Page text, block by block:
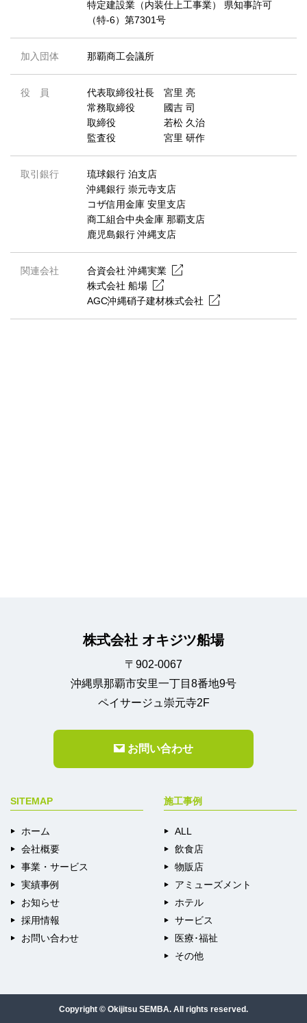
特定建設業（内装仕上工事業） 県知事許可
（特-6）第7301号
加入団体 那覇商工会議所
役 員
代表取締役社長 宮里 亮
常務取締役 國吉 司
取締役 若松 久治
監査役 宮里 研作
取引銀行
琉球銀行 泊支店
沖縄銀行 崇元寺支店
コザ信用金庫 安里支店
商工組合中央金庫 那覇支店
鹿児島銀行 沖縄支店
関連会社
合資会社 沖縄実業
株式会社 船場
AGC沖縄硝子建材株式会社
SITEMAP
ホーム
会社概要
事業・サービス
実績事例
お知らせ
採用情報
お問い合わせ
施工事例
ALL
飲食店
物販店
アミューズメント
ホテル
サービス
医療･福祉
その他
株式会社 オキジツ船場
〒902-0067
沖縄県那覇市安里一丁目8番地9号
ペイサージュ崇元寺2F
お問い合わせ
Copyright © Okijitsu SEMBA. All rights reserved.